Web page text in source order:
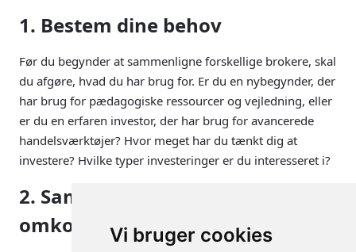
Vi bruger cookies
1. Bestem dine behov
Før du begynder at sammenligne forskellige brokere, skal
du afgøre, hvad du har brug for. Er du en nybegynder, der
har brug for pædagogiske ressourcer og vejledning, eller
er du en erfaren investor, der har brug for avancerede
handelsværktøjer? Hvor meget har du tænkt dig at
investere? Hvilke typer investeringer er du interesseret i?
2. Sammenlign gebyrer og
omkostninger